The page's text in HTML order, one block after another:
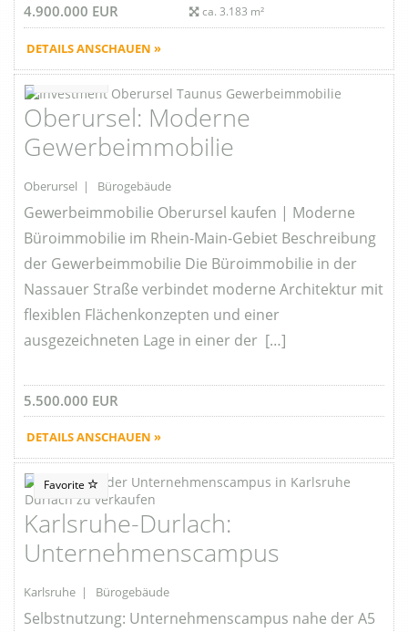
4.900.000 EUR ca. 3.183 m²
DETAILS ANSCHAUEN »
Favorite
Oberursel: Moderne
Gewerbeimmobilie
Oberursel | Bürogebäude
Gewerbeimmobilie Oberursel kaufen | Moderne
Büroimmobilie im Rhein-Main-Gebiet Beschreibung
der Gewerbeimmobilie Die Büroimmobilie in der
Nassauer Straße verbindet moderne Architektur mit
flexiblen Flächenkonzepten und einer
ausgezeichneten Lage in einer der […]
5.500.000 EUR
DETAILS ANSCHAUEN »
Favorite
Karlsruhe-Durlach:
Unternehmenscampus
Karlsruhe | Bürogebäude
Selbstnutzung: Unternehmenscampus nahe der A5